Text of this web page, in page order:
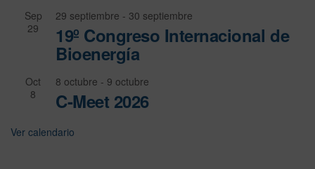
Sep
29
29 septiembre - 30 septiembre
19º Congreso Internacional de
Bioenergía
Oct
8
8 octubre - 9 octubre
C-Meet 2026
Ver calendario